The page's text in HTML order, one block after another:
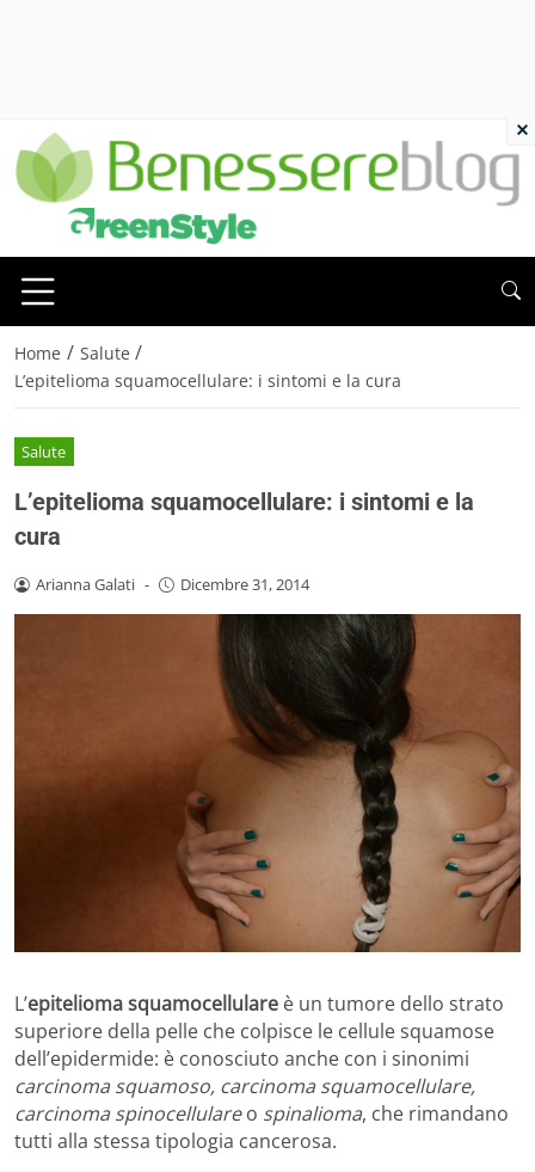
Home / Salute /
L’epitelioma squamocellulare: i sintomi e la cura
Salute
L’epitelioma squamocellulare: i sintomi e la
cura
Arianna Galati - Dicembre 31, 2014
L’epitelioma squamocellulare è un tumore dello strato
superiore della pelle che colpisce le cellule squamose
dell’epidermide: è conosciuto anche con i sinonimi
carcinoma squamoso, carcinoma squamocellulare,
carcinoma spinocellulareo spinalioma, che rimandano
tutti alla stessa tipologia cancerosa.
×